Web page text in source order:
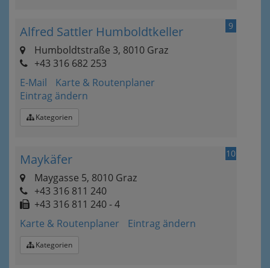
9
Alfred Sattler Humboldtkeller
Humboldtstraße 3, 8010 Graz
+43 316 682 253
E-Mail
Karte & Routenplaner
Eintrag ändern
Kategorien
10
Maykäfer
Maygasse 5, 8010 Graz
+43 316 811 240
+43 316 811 240 - 4
Karte & Routenplaner
Eintrag ändern
Kategorien